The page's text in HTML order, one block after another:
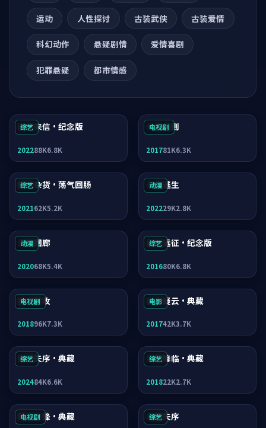
运动 人性探讨 古装武侠 古装爱情
科幻动作 悬疑剧情 爱情喜剧
犯罪悬疑 都市情感
综艺
逆光来信·纪念版
202288K6.8K
电视剧
长夜法则
201781K6.3K
综艺
解忧杂货·荡气回肠
202162K5.2K
动漫
长夜逃生
202229K2.8K
动漫
深海回廊
202068K5.4K
综艺
星河远征·纪念版
201680K6.8K
电视剧
星河特攻
201896K7.3K
电影
逆光疑云·典藏
201742K3.7K
综艺
狂潮失序·典藏
202484K6.6K
综艺
风暴降临·典藏
201822K2.7K
电视剧
雾岛交锋·典藏 综艺
风暴失序